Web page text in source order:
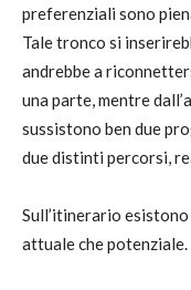
preferenziali sono
Tale tronco si
andrebbe a
una parte, mentre
sussistono ben due
due distinti percorsi,
Sull’itinerario
attuale che potenziale.